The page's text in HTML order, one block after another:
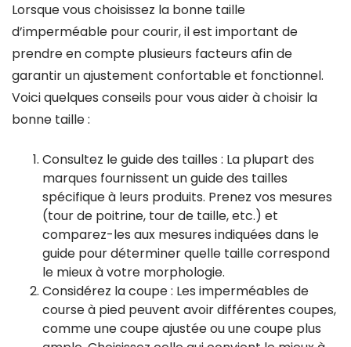
Lorsque vous choisissez la bonne taille
d’imperméable pour courir, il est important de
prendre en compte plusieurs facteurs afin de
garantir un ajustement confortable et fonctionnel.
Voici quelques conseils pour vous aider à choisir la
bonne taille :
Consultez le guide des tailles : La plupart des
marques fournissent un guide des tailles
spécifique à leurs produits. Prenez vos mesures
(tour de poitrine, tour de taille, etc.) et
comparez-les aux mesures indiquées dans le
guide pour déterminer quelle taille correspond
le mieux à votre morphologie.
Considérez la coupe : Les imperméables de
course à pied peuvent avoir différentes coupes,
comme une coupe ajustée ou une coupe plus